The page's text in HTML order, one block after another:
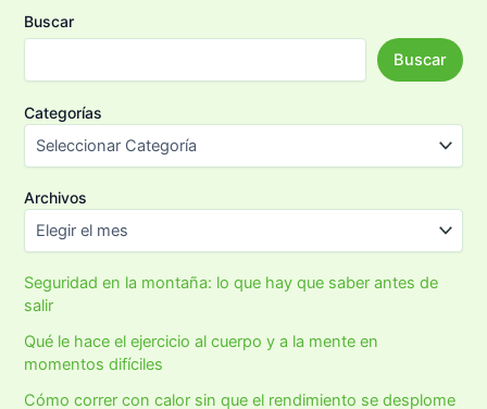
Buscar
Buscar
Categorías
Archivos
Seguridad en la montaña: lo que hay que saber antes de
salir
Qué le hace el ejercicio al cuerpo y a la mente en
momentos difíciles
Cómo correr con calor sin que el rendimiento se desplome